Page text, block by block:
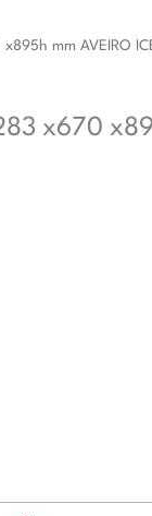
mm AVEIRO
x670